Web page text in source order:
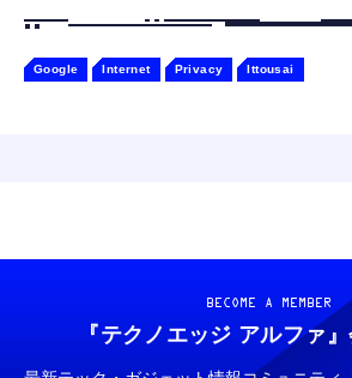
Google Internet Privacy Ittousai
BECOME A MEMBER
『テクノエッジ アルファ』